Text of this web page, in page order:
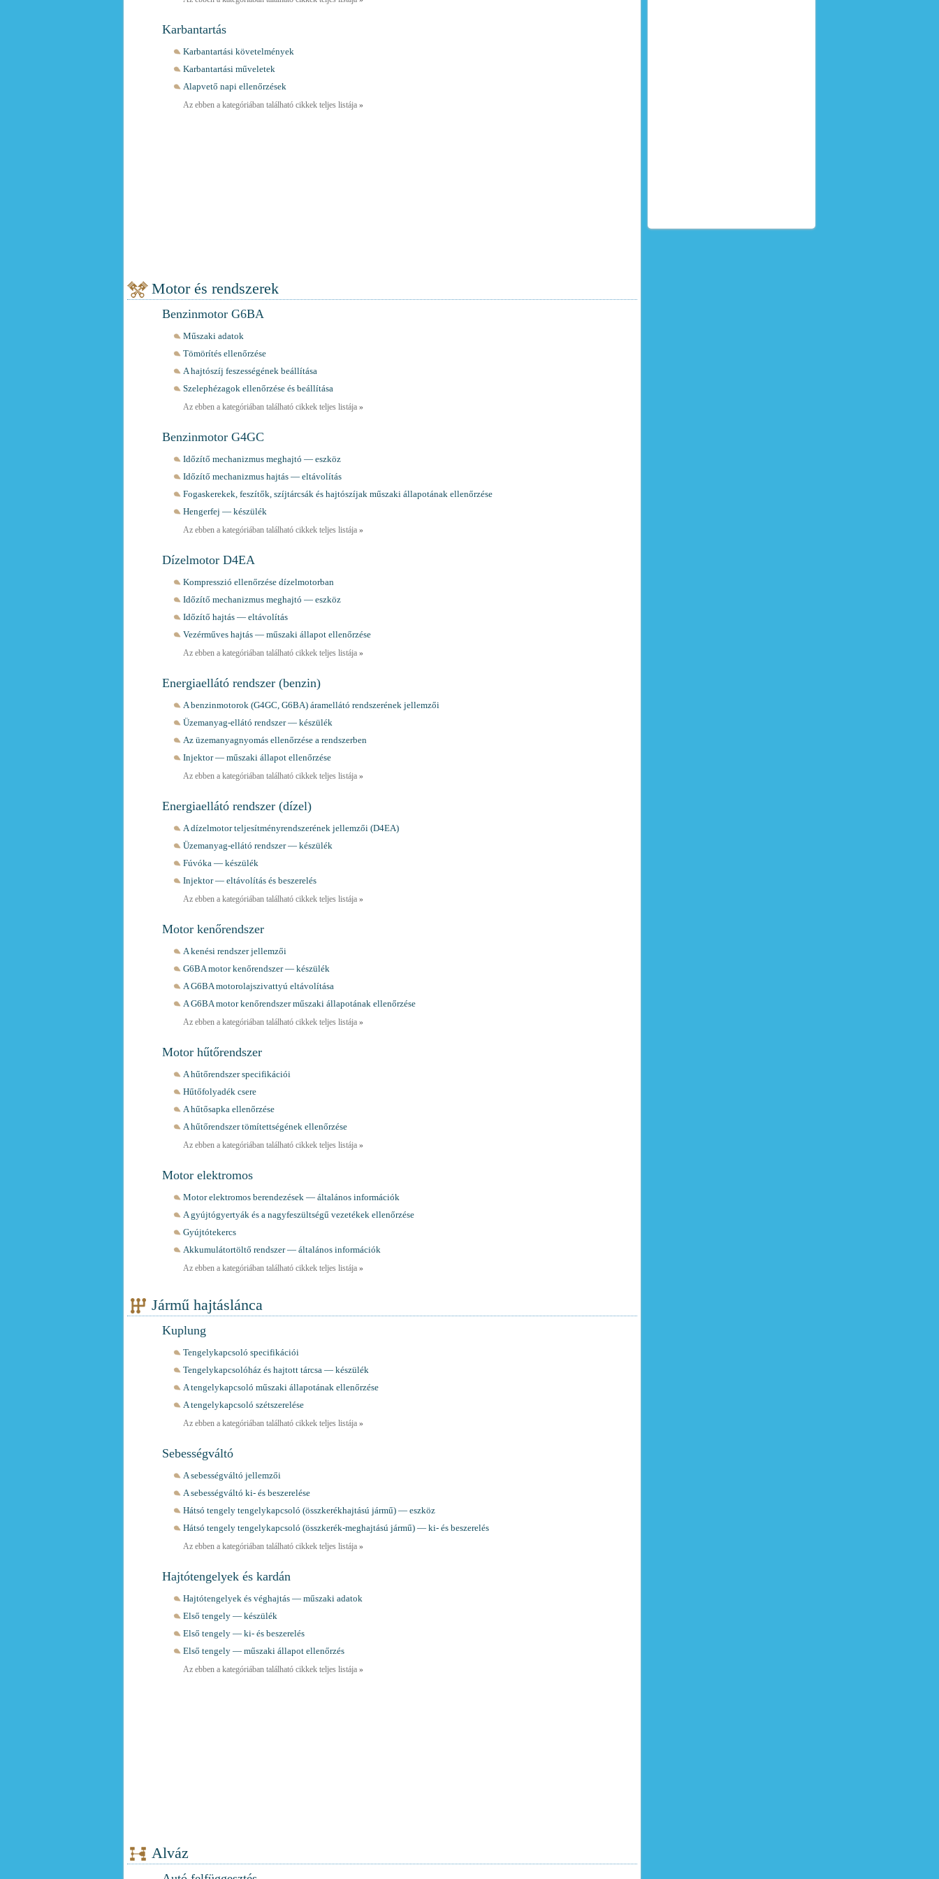
Karbantartás
Karbantartási követelmények
Karbantartási műveletek
Alapvető napi ellenőrzések
Az ebben a kategóriában található cikkek teljes listája »
Motor és rendszerek
Benzinmotor G6BA
Műszaki adatok
Tömörítés ellenőrzése
A hajtószíj feszességének beállítása
Szelephézagok ellenőrzése és beállítása
Az ebben a kategóriában található cikkek teljes listája »
Benzinmotor G4GC
Időzítő mechanizmus meghajtó — eszköz
Időzítő mechanizmus hajtás — eltávolítás
Fogaskerekek, feszítők, szíjtárcsák és hajtószíjak műszaki állapotának ellenőrzése
Hengerfej — készülék
Az ebben a kategóriában található cikkek teljes listája »
Dízelmotor D4EA
Kompresszió ellenőrzése dízelmotorban
Időzítő mechanizmus meghajtó — eszköz
Időzítő hajtás — eltávolítás
Vezérműves hajtás — műszaki állapot ellenőrzése
Az ebben a kategóriában található cikkek teljes listája »
Energiaellátó rendszer (benzin)
A benzinmotorok (G4GC, G6BA) áramellátó rendszerének jellemzői
Üzemanyag-ellátó rendszer — készülék
Az üzemanyagnyomás ellenőrzése a rendszerben
Injektor — műszaki állapot ellenőrzése
Az ebben a kategóriában található cikkek teljes listája »
Energiaellátó rendszer (dízel)
A dízelmotor teljesítményrendszerének jellemzői (D4EA)
Üzemanyag-ellátó rendszer — készülék
Fúvóka — készülék
Injektor — eltávolítás és beszerelés
Az ebben a kategóriában található cikkek teljes listája »
Motor kenőrendszer
A kenési rendszer jellemzői
G6BA motor kenőrendszer — készülék
A G6BA motorolajszivattyú eltávolítása
A G6BA motor kenőrendszer műszaki állapotának ellenőrzése
Az ebben a kategóriában található cikkek teljes listája »
Motor hűtőrendszer
A hűtőrendszer specifikációi
Hűtőfolyadék csere
A hűtősapka ellenőrzése
A hűtőrendszer tömítettségének ellenőrzése
Az ebben a kategóriában található cikkek teljes listája »
Motor elektromos
Motor elektromos berendezések — általános információk
A gyújtógyertyák és a nagyfeszültségű vezetékek ellenőrzése
Gyújtótekercs
Akkumulátortöltő rendszer — általános információk
Az ebben a kategóriában található cikkek teljes listája »
Jármű hajtáslánca
Kuplung
Tengelykapcsoló specifikációi
Tengelykapcsolóház és hajtott tárcsa — készülék
A tengelykapcsoló műszaki állapotának ellenőrzése
A tengelykapcsoló szétszerelése
Az ebben a kategóriában található cikkek teljes listája »
Sebességváltó
A sebességváltó jellemzői
A sebességváltó ki- és beszerelése
Hátsó tengely tengelykapcsoló (összkerékhajtású jármű) — eszköz
Hátsó tengely tengelykapcsoló (összkerék-meghajtású jármű) — ki- és beszerelés
Az ebben a kategóriában található cikkek teljes listája »
Hajtótengelyek és kardán
Hajtótengelyek és véghajtás — műszaki adatok
Első tengely — készülék
Első tengely — ki- és beszerelés
Első tengely — műszaki állapot ellenőrzés
Az ebben a kategóriában található cikkek teljes listája »
Alváz